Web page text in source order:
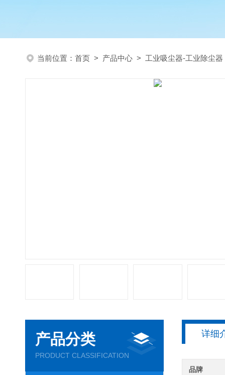
当前位置： 首页 > 产品中心 > 工业吸尘器-工业除尘器
产品分类
PRODUCT CLASSIFICATION
详细
品牌